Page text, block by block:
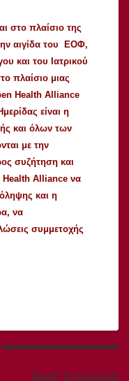
στο πλαίσιο της
αιγίδα του ΕΟΦ,
και του Ιατρικού
πλαίσιο μιας
Health Alliance
είναι η
και όλων των
με την
συζήτηση και
Health Alliance να
και η
να
συμμετοχής
Next: Next
Συνεργεία